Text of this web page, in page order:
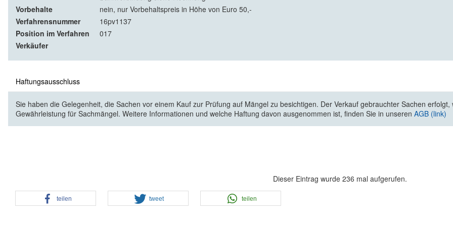
Vorbehalte
nein, nur Vorbehaltspreis in Höhe von Euro 50,-
Verfahrensnummer
16pv1137
Position im Verfahren
017
Verkäufer
Haftungsausschluss
Sie haben die Gelegenheit, die Sachen vor einem Kauf zur Prüfung auf Mängel zu besichtigen. Der Verkauf gebrauchter Sachen
Gewährleistung für Sachmängel. Weitere Informationen und welche Haftung davon ausgenommen ist, finden Sie in unseren AGB (link)
Dieser Eintrag wurde 236 mal aufgerufen.
teilen tweet teilen